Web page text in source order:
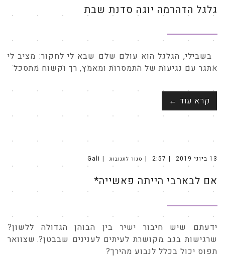
יוגה
סדנת
שבת
גלגל הדהרמה יוגה סדנת שבת
בשבילי, הגלגל הוא עולם שלם שבא לי לחקור: מציב לי
אתגר עם נגיעות של התמסרות ומאמץ, רך וקשוח מתסכל
קרא עוד ←
13 ביוני 2019 2:57 סגור לתגובות
הייתה
פאשייה*
Gali
אם לבארבי הייתה פאשייה*
ידעתם שיש חיבור ישיר בין הבוהן הגדולה ללשון?
שרגישות בגב מקושרת לעיתים לענינים שבבטן? שצוואר
תפוס יכול בכלל לנבוע מהירך?